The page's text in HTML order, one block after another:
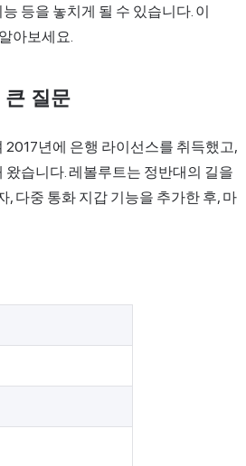
등을 놓치게 될 수 있습니다. 이
아보세요.
질문
년에 은행 라이선스를 취득했고,
왔습니다. 레볼루트는 정반대의 길을
다중 통화 지갑 기능을 추가한 후, 마